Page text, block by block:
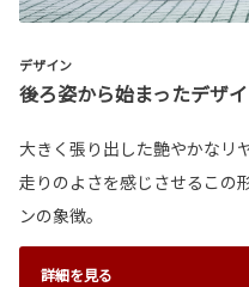
デザイン
後ろ姿から始まったデザイ
大きく張り出した艶やかなリ
走りのよさを感じさせるこの
ンの象徴。
詳細を見る